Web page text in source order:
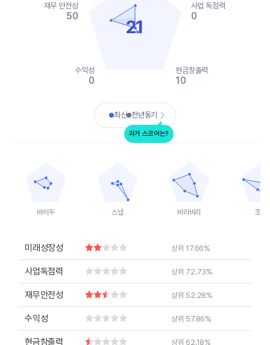
21
사업 독점력
0
현금창출력
10
수익성
0
재무 안전성
50
End of interactive chart.
최신 전년동기
과거 스코어는?
The chart has 1 X axis displaying categories.
The chart has 1 Y axis displaying values. Data ranges from 15
바이두
The chart has 1 X axis displaying categories.
The chart has 1 Y axis displaying values.
스냅
비리비리
The chart has 1 X axis
The chart has 1 Y axis
비리비리
The
조이
미래성장성 상위 17.66%
사업독점력 상위 72.73%
재무안전성 상위 52.28%
수익성 상위 57.86%
현금창출력 상위 62.18%